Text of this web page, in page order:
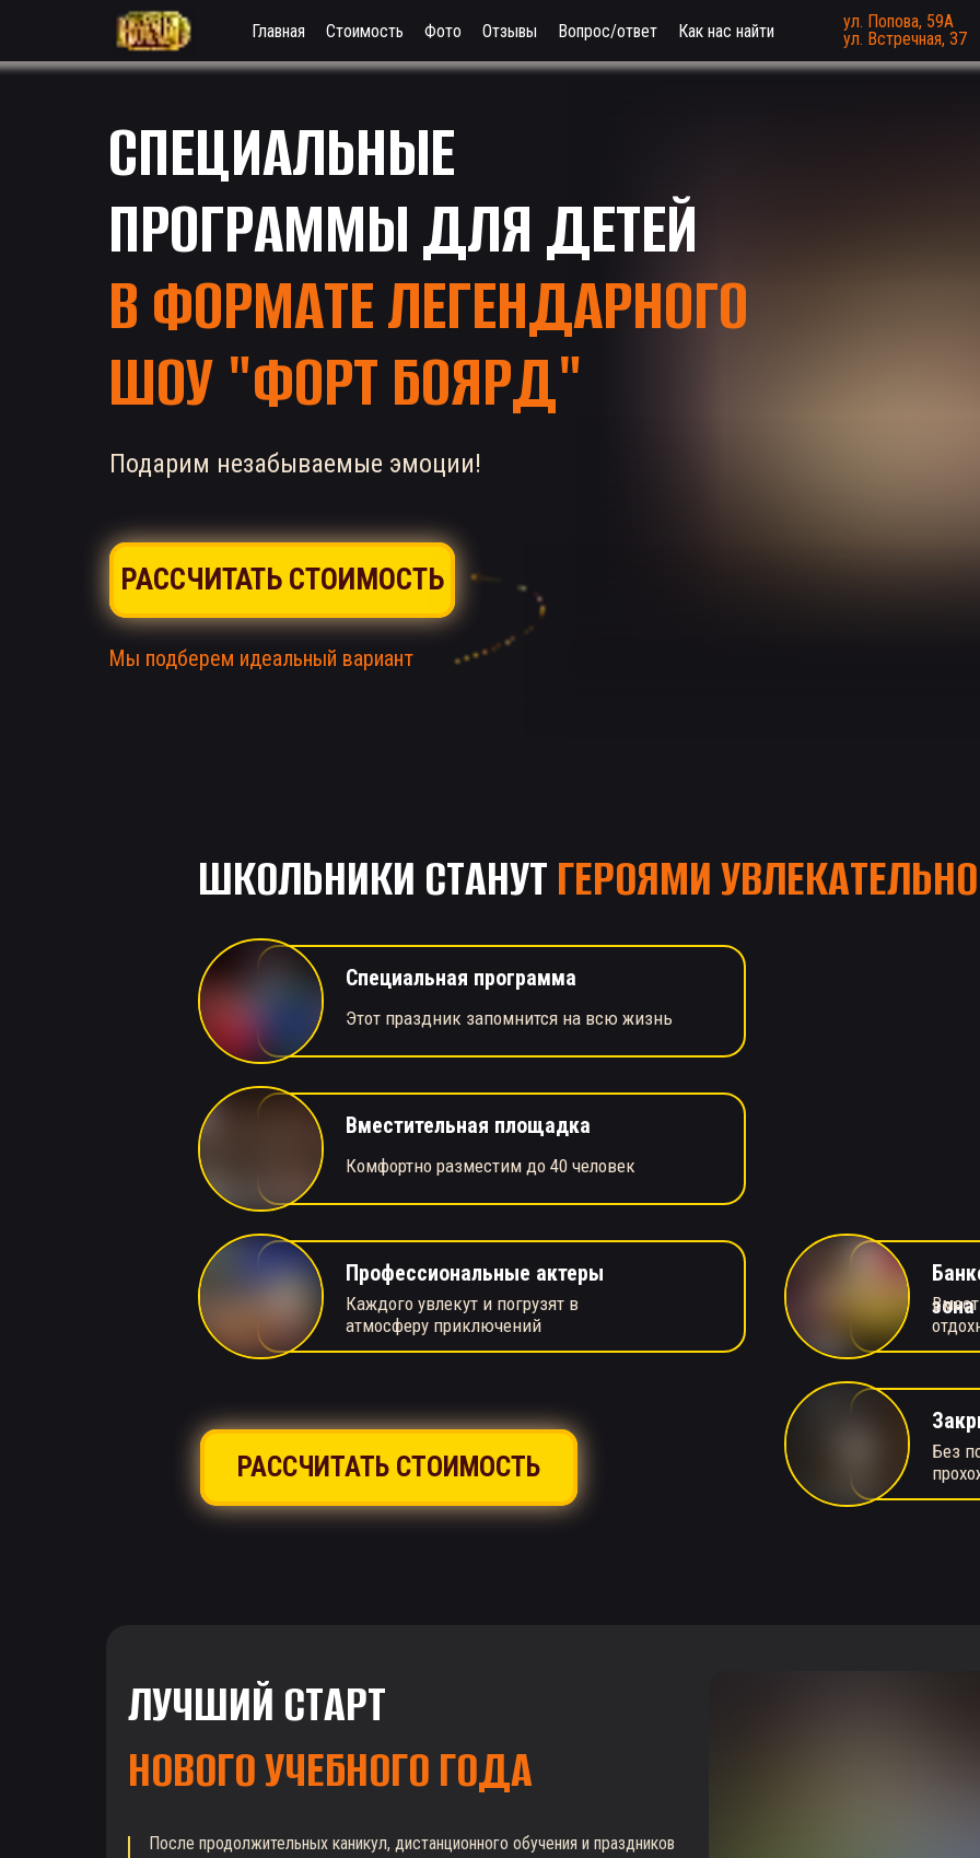
РАССЧИТАТЬ СТОИМОСТЬ
СПЕЦИАЛЬНЫЕ
ПРОГРАММЫ ДЛЯ ДЕТЕЙ
В ФОРМАТЕ ЛЕГЕНДАРНОГО
ШОУ "ФОРТ БОЯРД"
Подарим незабываемые эмоции!
Мы подберем идеальный вариант
РАССЧИТАТЬ СТОИМОСТЬ
Комфортно разместим до 40 человек
Каждого увлекут и погрузят в
атмосферу приключений
Без
Этот праздник запомнится на всю жизнь
Вместительная площадка
зона
Профессиональные актеры
Специальная программа
ШКОЛЬНИКИ СТАНУТГЕРОЯМИ
После продолжительных каникул, дистанционного обучения и праздников
ЛУЧШИЙ СТАРТ
НОВОГО УЧЕБНОГО ГОДА
ул. Попова, 59А
ул. Встречная, 37
Главная Стоимость Фото Отзывы Вопрос/ответ Как нас найти